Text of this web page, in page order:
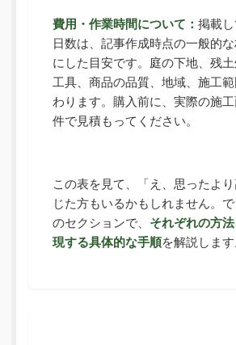
費用・作業時間について： 掲載
日数は、記事作成時点の一般的
にした目安です。庭の下地、残土
工具、商品の品質、地域、施工
わります。購入前に、実際の施
件で見積もってください。
この表を見て、「え、思ったよ
じた方もいるかもしれません。
のセクションで、 それぞれの方
現する具体的な手順を解説します